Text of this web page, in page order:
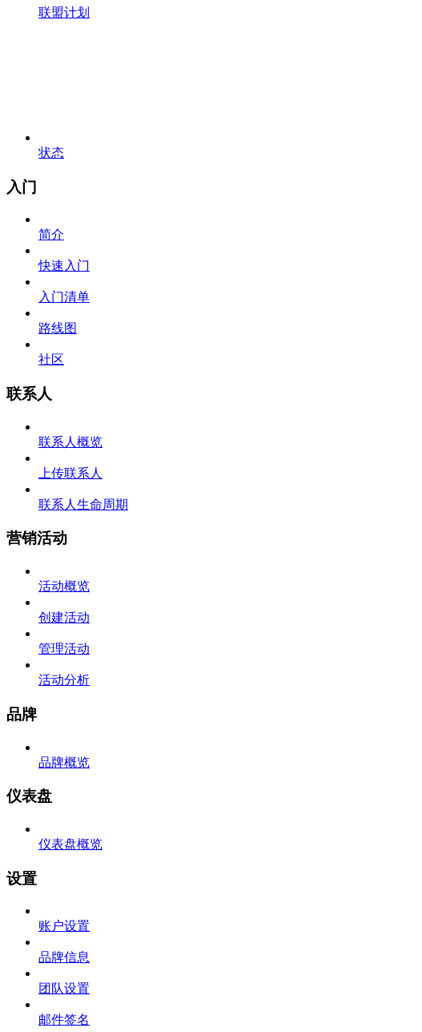
联盟计划
状态
入门
简介
快速入门
入门清单
路线图
社区
联系人
联系人概览
上传联系人
联系人生命周期
营销活动
活动概览
创建活动
管理活动
活动分析
品牌
品牌概览
仪表盘
仪表盘概览
设置
账户设置
品牌信息
团队设置
邮件签名